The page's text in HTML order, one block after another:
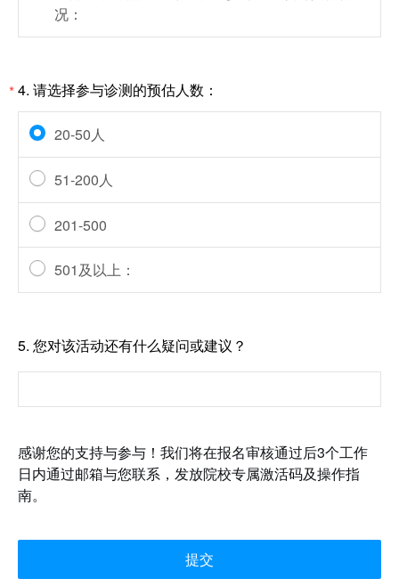
况：
*4. 请选择参与诊测的预估人数：
20-50人
51-200人
201-500
501及以上：
5. 您对该活动还有什么疑问或建议？
感谢您的支持与参与！我们将在报名审核通过后3个工作
日内通过邮箱与您联系，发放院校专属激活码及操作指
南。
提交